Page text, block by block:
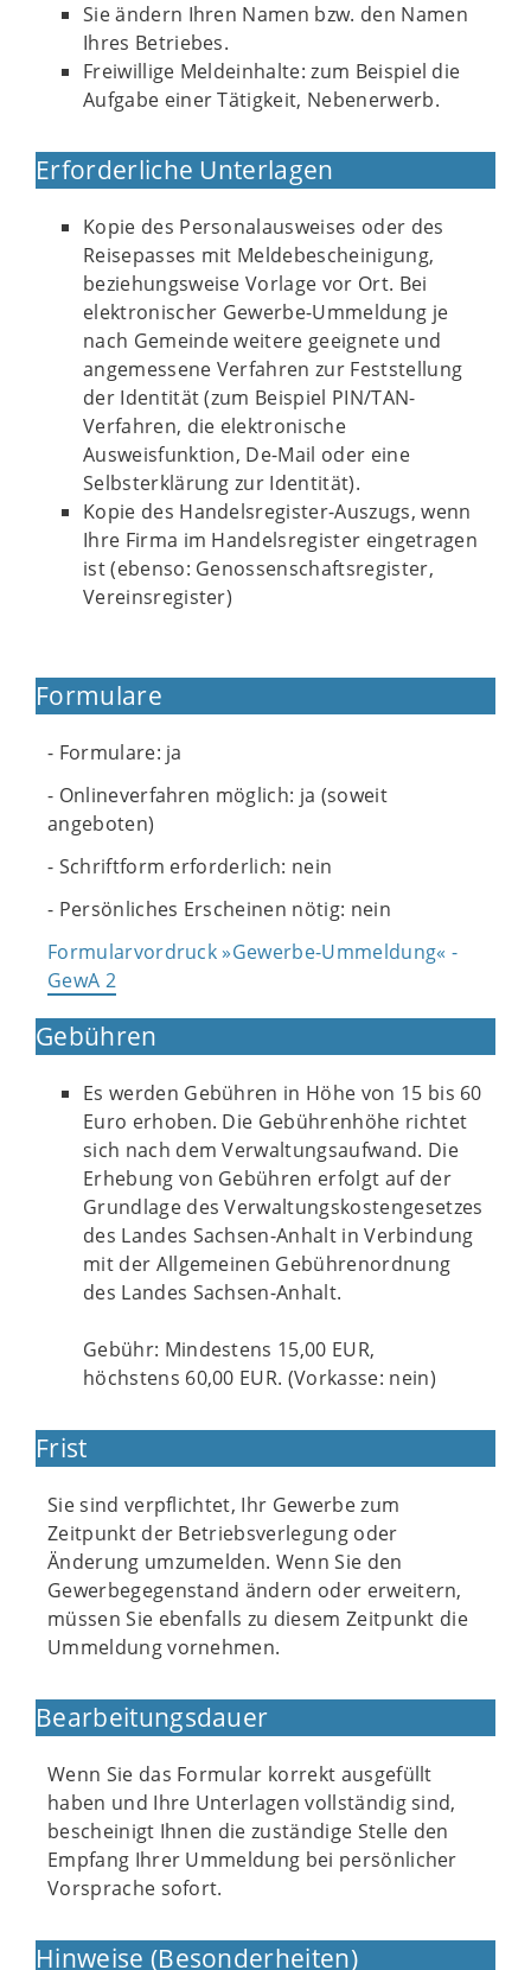
Sie ändern Ihren Namen bzw. den Namen
Ihres Betriebes.
Freiwillige Meldeinhalte: zum Beispiel die
Aufgabe einer Tätigkeit, Nebenerwerb.
Erforderliche Unterlagen
Kopie des Personalausweises oder des
Reisepasses mit Meldebescheinigung,
beziehungsweise Vorlage vor Ort. Bei
elektronischer Gewerbe-Ummeldung je
nach Gemeinde weitere geeignete und
angemessene Verfahren zur Feststellung
der Identität (zum Beispiel PIN/TAN-
Verfahren, die elektronische
Ausweisfunktion, De-Mail oder eine
Selbsterklärung zur Identität).
Kopie des Handelsregister-Auszugs, wenn
Ihre Firma im Handelsregister eingetragen
ist (ebenso: Genossenschaftsregister,
Vereinsregister)
Formulare
- Formulare: ja
- Onlineverfahren möglich: ja (soweit
angeboten)
- Schriftform erforderlich: nein
- Persönliches Erscheinen nötig: nein
Formularvordruck »Gewerbe-Ummeldung« -
GewA 2
Gebühren
Es werden Gebühren in Höhe von 15 bis 60
Euro erhoben. Die Gebührenhöhe richtet
sich nach dem Verwaltungsaufwand. Die
Erhebung von Gebühren erfolgt auf der
Grundlage des Verwaltungskostengesetzes
des Landes Sachsen-Anhalt in Verbindung
mit der Allgemeinen Gebührenordnung
des Landes Sachsen-Anhalt.
Gebühr: Mindestens 15,00 EUR,
höchstens 60,00 EUR. (Vorkasse: nein)
Frist
Sie sind verpflichtet, Ihr Gewerbe zum
Zeitpunkt der Betriebsverlegung oder
Änderung umzumelden. Wenn Sie den
Gewerbegegenstand ändern oder erweitern,
müssen Sie ebenfalls zu diesem Zeitpunkt die
Ummeldung vornehmen.
Bearbeitungsdauer
Wenn Sie das Formular korrekt ausgefüllt
haben und Ihre Unterlagen vollständig sind,
bescheinigt Ihnen die zuständige Stelle den
Empfang Ihrer Ummeldung bei persönlicher
Vorsprache sofort.
Hinweise (Besonderheiten)